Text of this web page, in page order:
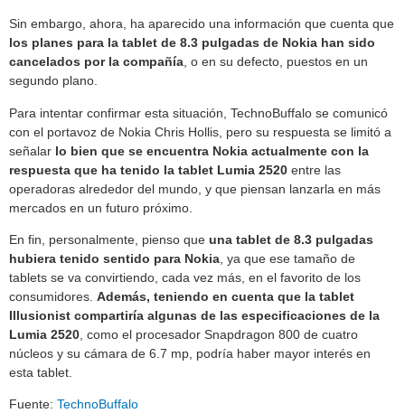
Sin embargo, ahora, ha aparecido una información que cuenta que
los planes para la tablet de 8.3 pulgadas de Nokia han sido
cancelados por la compañía, o en su defecto, puestos en un
segundo plano.
Para intentar confirmar esta situación, TechnoBuffalo se comunicó
con el portavoz de Nokia Chris Hollis, pero su respuesta se limitó a
señalar lo bien que se encuentra Nokia actualmente con la
respuesta que ha tenido la tablet Lumia 2520 entre las
operadoras alrededor del mundo, y que piensan lanzarla en más
mercados en un futuro próximo.
En fin, personalmente, pienso que una tablet de 8.3 pulgadas
hubiera tenido sentido para Nokia , ya que ese tamaño de
tablets se va convirtiendo, cada vez más, en el favorito de los
consumidores. Además, teniendo en cuenta que la tablet
Illusionist compartiría algunas de las especificaciones de la
Lumia 2520 , como el procesador Snapdragon 800 de cuatro
núcleos y su cámara de 6.7 mp, podría haber mayor interés en
esta tablet.
Fuente: TechnoBuffalo